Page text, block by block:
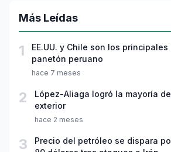
Más Leídas
1
EE.UU. y Chile son los
panetón peruano
hace 7 meses
2
López-Aliaga logró la mayoría
exterior
hace 2 meses
3
Precio del petróleo se dispara